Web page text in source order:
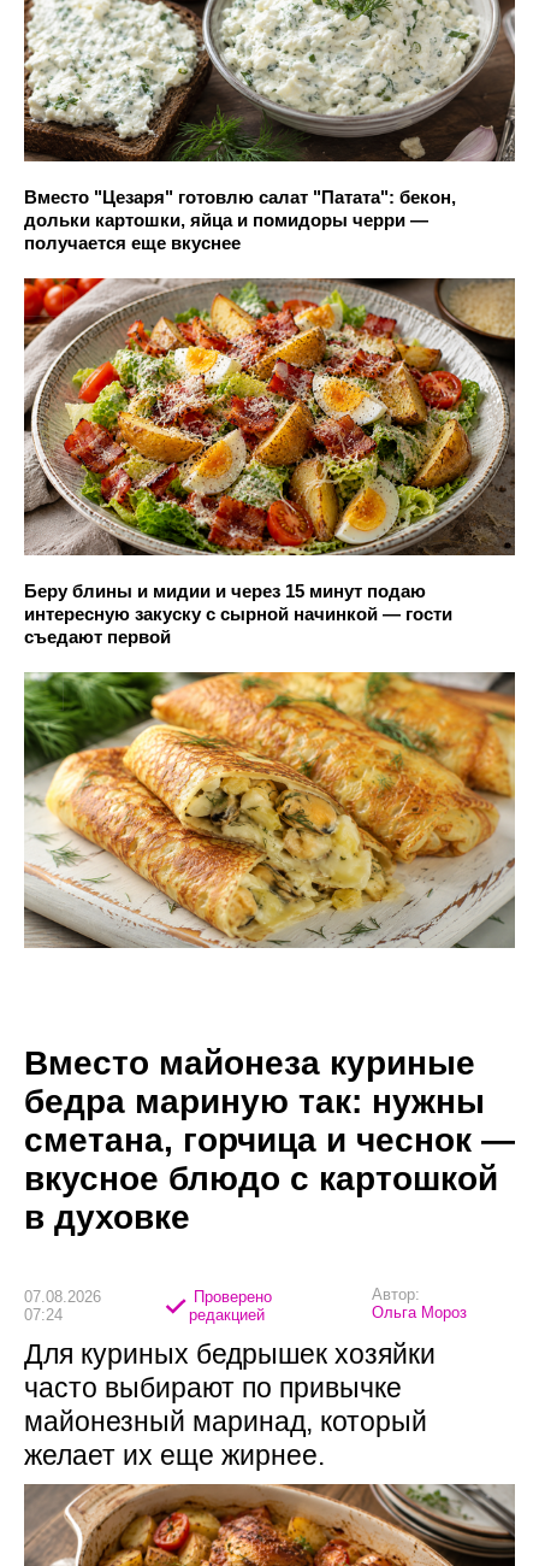
Вместо "Цезаря" готовлю салат "Патата": бекон,
дольки картошки, яйца и помидоры черри —
получается еще вкуснее
Беру блины и мидии и через 15 минут подаю
интересную закуску с сырной начинкой — гости
съедают первой
Вместо майонеза куриные
бедра мариную так: нужны
сметана, горчица и чеснок —
вкусное блюдо с картошкой
в духовке
07.08.2026
07:24
Проверено
редакцией
Автор:
Ольга Мороз
Для куриных бедрышек хозяйки
часто выбирают по привычке
майонезный маринад, который
желает их еще жирнее.